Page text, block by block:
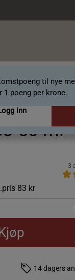
til nye
1 poeng per krone.
inn
velkomstpoeng
50 ml
83 kr
3
14 dagers